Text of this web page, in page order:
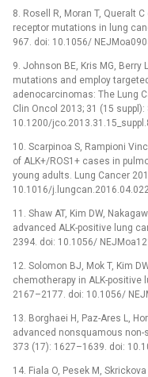
8. Rosell R, Moran T, Queralt
receptor mutations in lung
967. doi: 10.1056/
9. Johnson BE, Kris MG,
mutations and employ
adenocarcinomas: The Lung
Clin Oncol 2013; 31 (15 suppl):
10.1200/
10. Scarpinoa S, Rampioni
of ALK+/ROS1+ cases in
young adults. Lung Cancer
10.1016/j.lungcan.2016.04.022.
11. Shaw AT, Kim DW,
advanced ALK-positive lung
2394. doi: 10.1056/
12. Solomon BJ, Mok T, Kim
chemotherapy in ALK-positive
2167–2177. doi: 10.1056/
13. Borghaei H, Paz-Ares L,
advanced nonsquamous non-
373 (17): 1627–1639. doi:
14. Fiala O, Pesek M,